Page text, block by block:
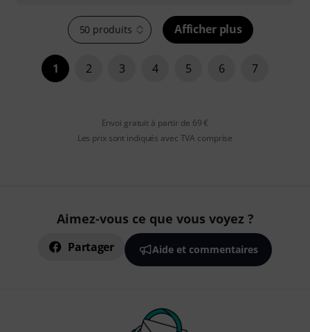
50 produits Afficher plus
1 2 3 4 5 6 7
Envoi gratuit à partir de 69 €
Les prix sont indiqués avec TVA comprise
Aimez-vous ce que vous voyez ?
Partager Aide et commentaires